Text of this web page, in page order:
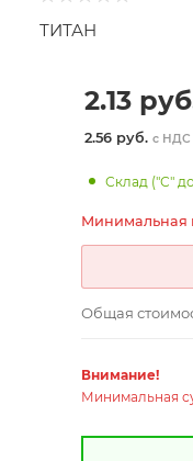
ТИТАН
2.13
2.56 руб. с НДС
Склад ("С"
Минимальная
Общая
Внимание!
Минимальная